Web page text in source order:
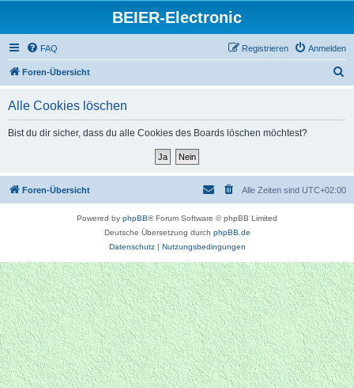
BEIER-Electronic
FAQ Anmelden
Registrieren
Foren-Übersicht
Alle Cookies löschen
Bist du dir sicher, dass du alle Cookies des Boards löschen möchtest?
Foren-Übersicht Alle Zeiten sind UTC+02:00
Powered by phpBB® Forum Software © phpBB Limited
Deutsche Übersetzung durch phpBB.de
Datenschutz| Nutzungsbedingungen